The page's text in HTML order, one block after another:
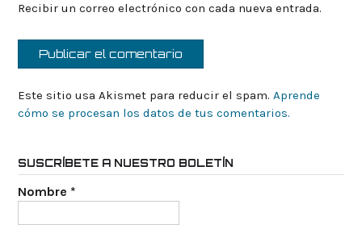
Recibir un correo electrónico con cada nueva entrada.
Este sitio usa Akismet para reducir el spam. Aprende
cómo se procesan los datos de tus comentarios.
SUSCRÍBETE A NUESTRO BOLETÍN
Nombre *